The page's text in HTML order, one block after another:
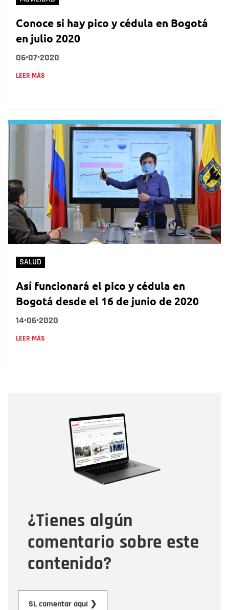
Conoce si hay pico y cédula en Bogotá
en julio 2020
06•07•2020
LEER MÁS
SALUD
Así funcionará el pico y cédula en
Bogotá desde el 16 de junio de 2020
14•06•2020
LEER MÁS
¿Tienes algún
comentario sobre este
contenido?
Sí, comentar aquí ❯
Correo electrónico
Tipo de comentario
Mensaje